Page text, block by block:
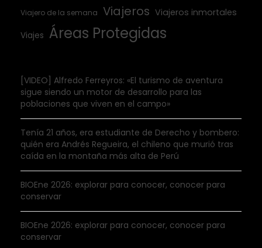
Viajero de la semana Viajeros Viajeros inmortales
Viajes Áreas Protegidas
[VIDEO] Alfredo Ferreyros: «El turismo de aventura
sigue siendo un motor de desarrollo para las
poblaciones que viven en el campo»
Tenía 21 años, era estudiante de Derecho y bombero:
quién era Andrés Regueira, el chileno que murió tras
caída en la montaña más alta de Perú
BIOEne 2026: explorar para conocer, conocer para
conservar
BIOEne 2026: explorar para conocer, conocer para
conservar